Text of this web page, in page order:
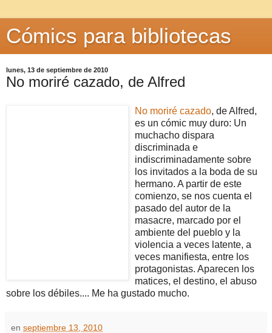
Cómics para bibliotecas
lunes, 13 de septiembre de 2010
No moriré cazado, de Alfred
No moriré cazado, de Alfred,
es un cómic muy duro: Un
muchacho dispara
discriminada e
indiscriminadamente sobre
los invitados a la boda de su
hermano. A partir de este
comienzo, se nos cuenta el
pasado del autor de la
masacre, marcado por el
ambiente del pueblo y la
violencia a veces latente, a
veces manifiesta, entre los
protagonistas. Aparecen los
matices, el destino, el abuso
sobre los débiles.... Me ha gustado mucho.
en septiembre 13, 2010